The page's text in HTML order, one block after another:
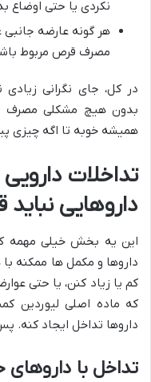
نکردی یا حتی اوضاع
هر گونه عارضه
مصرف قرص مربوط
در کل، جای نگرانی
بدون هیچ مشکلی مصرف
همیشه خوبه تا اگه چیزی
تداخلات
داروهایی
این یه بخش خیلی مهمه
داروها و مکمل ها ممکنه
کم یا زیاد کنن، یا حتی
که ماده اصلی لیوردین
داروها تداخل ایجاد
تداخل با